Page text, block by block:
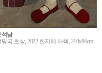
석남
평국 초상, 2022 한지에 채색, 210x94cm